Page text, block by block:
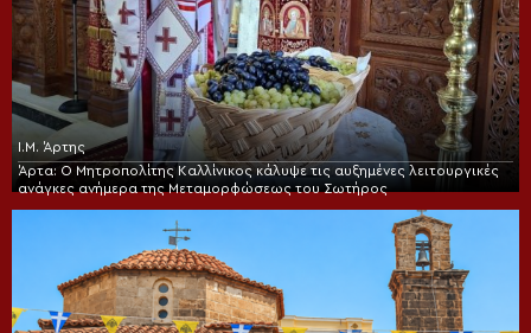
Ι.Μ. Άρτης
Άρτα: Ο Μητροπολίτης Καλλίνικος κάλυψε τις αυξημένες λειτουργικές
ανάγκες ανήμερα της Μεταμορφώσεως του Σωτήρος